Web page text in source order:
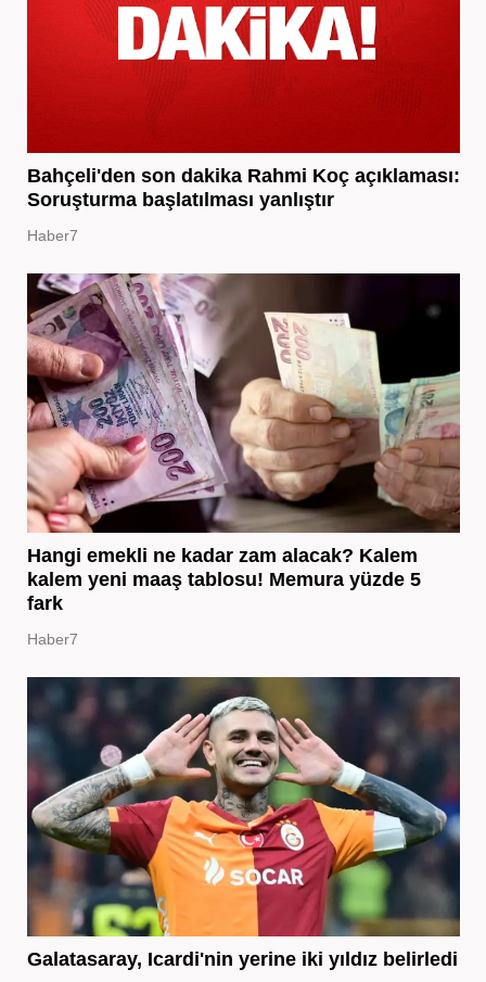
Bahçeli'den son dakika Rahmi Koç açıklaması:
Soruşturma başlatılması yanlıştır
Haber7
Hangi emekli ne kadar zam alacak? Kalem
kalem yeni maaş tablosu! Memura yüzde 5
fark
Haber7
Galatasaray, Icardi'nin yerine iki yıldız belirledi